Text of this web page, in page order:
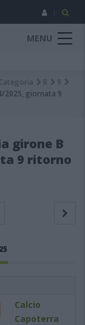
MENU
B
9
2025, giornata 9
girone B
9 ritorno
Calcio
Capoterra